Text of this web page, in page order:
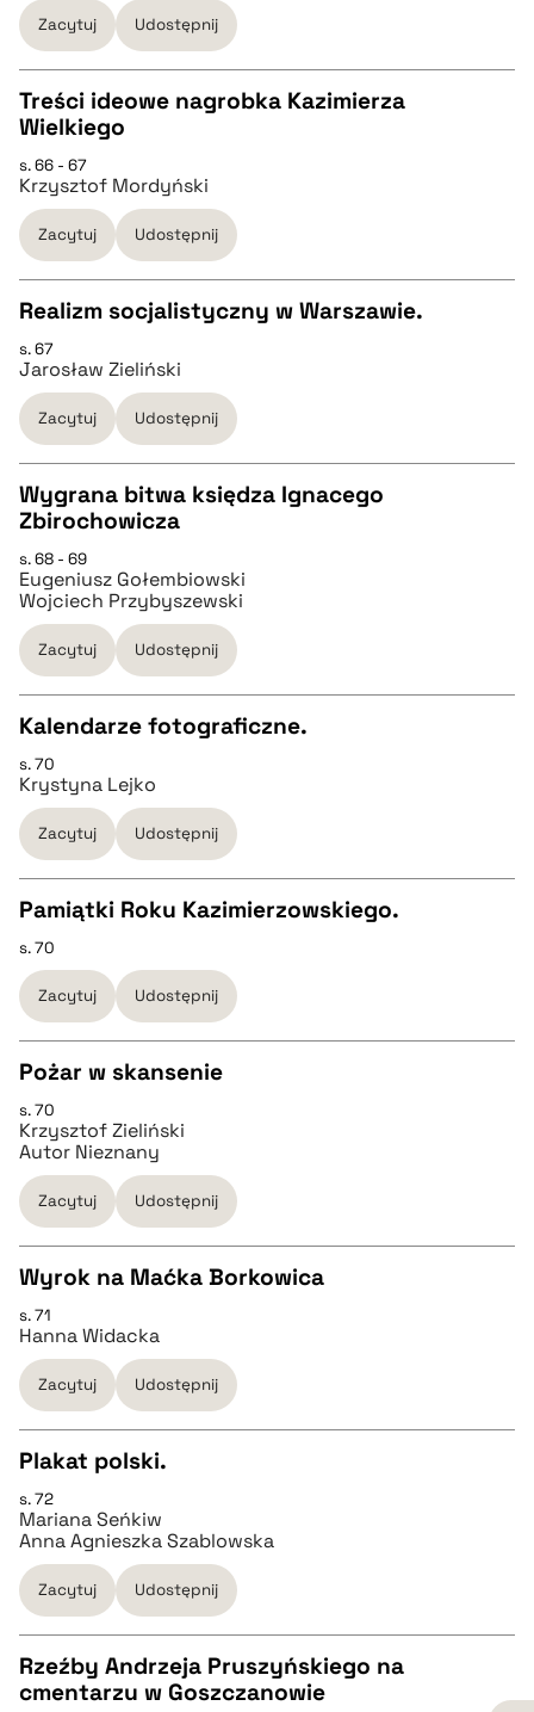
pobierz cytat
BIBTEX
pobierz cytat
Zacytuj Udostępnij
CZYSTY TEKST
pobierz cytat
BIBTEX
Treści ideowe nagrobka Kazimierza
Wielkiego
s. 66 - 67
Krzysztof Mordyński
Zacytuj Udostępnij
CZYSTY TEKST
pobierz cytat
BIBTEX
pobierz cytat
Realizm socjalistyczny w Warszawie.
s. 67
Jarosław Zieliński
Zacytuj Udostępnij
pobierz cytat
BIBTEX
Wygrana bitwa księdza Ignacego
Zbirochowicza
s. 68 - 69
Eugeniusz Gołembiowski
Wojciech Przybyszewski
Zacytuj Udostępnij
CZYSTY TEKST
pobierz cytat
BIBTEX
pobierz cytat
Kalendarze fotograficzne.
s. 70
Krystyna Lejko
Zacytuj Udostępnij
CZYSTY TEKST
pobierz cytat
BIBTEX
pobierz cytat
Pamiątki Roku Kazimierzowskiego.
s. 70
Zacytuj Udostępnij
CZYSTY TEKST
pobierz cytat
pobierz cytat
Pożar w skansenie
s. 70
Krzysztof Zieliński
Autor Nieznany
Zacytuj Udostępnij
CZYSTY TEKST
pobierz cytat
BIBTEX
pobierz cytat
Wyrok na Maćka Borkowica
s. 71
Hanna Widacka
Zacytuj Udostępnij
CZYSTY TEKST
pobierz cytat
Plakat polski.
s. 72
Mariana Seńkiw
Anna Agnieszka Szablowska
Zacytuj Udostępnij
Rzeźby Andrzeja Pruszyńskiego na
cmentarzu w Goszczanowie